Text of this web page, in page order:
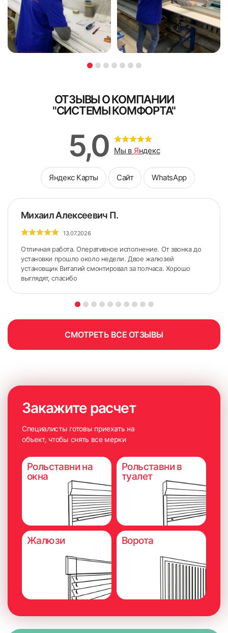
вблизи оконного проема. Учитывается расположение
ниш, кондиционера, конструкция и уровень выступа
подоконника. Длину стенового кронштейна рассчитывают
в соответствии с расстоянием от стены до начала
препятствия, к результату прибавляют 6 см.
Стандартным считают стеновой кронштейн, ширина
отопления или выступающего подоконника). Чтобы
обойти более крупные препятствия, стоит подбирать
крепление с удлинителем.
шириной 104 мм и удлинителем 100 мм. Для покупки
доступны варианты с нестандартной шириной 89 мм и
удлинителем 100 мм.
Услуги замерщика
Если уверенности в правильности самостоятельного
замера нет, обязательно воспользуйтесь услугами
специалиста. Мастер не только проведет точные расчеты
с использованием специального оборудования, но и
продемонстрирует доступные для покупки образцы
изделий. Красивое оформление окна начинается с
правильных замеров.
грамотно подобранной фурнитуры позволит получить
удобные и красивые жалюзи.
Я ознакомлен и согласен сполитикой об обработке
персональных данных
Я ознакомлен и согласен сполитикой об обработке
персональных данных
Поле обязательно для заполнения
ОТЗЫВЫ О КОМПАНИИ
"СИСТЕМЫ КОМФОРТА"
5,0 Мы в Яндекс
Яндекс Карты Сайт WhatsApp
Михаил Алексеевич П.
13.07.2026
Отличная работа. Оперативное исполнение. От звонка до
установки прошло около недели. Двое жалюзей
установщик Виталий смонтировал за полчаса. Хорошо
выглядят, спасибо
СМОТРЕТЬ ВСЕ ОТЗЫВЫ
Закажите расчет
Специалисты готовы приехать на
объект, чтобы снять все мерки
Рольставни на
окна
Рольставни в
туалет
Жалюзи Ворота